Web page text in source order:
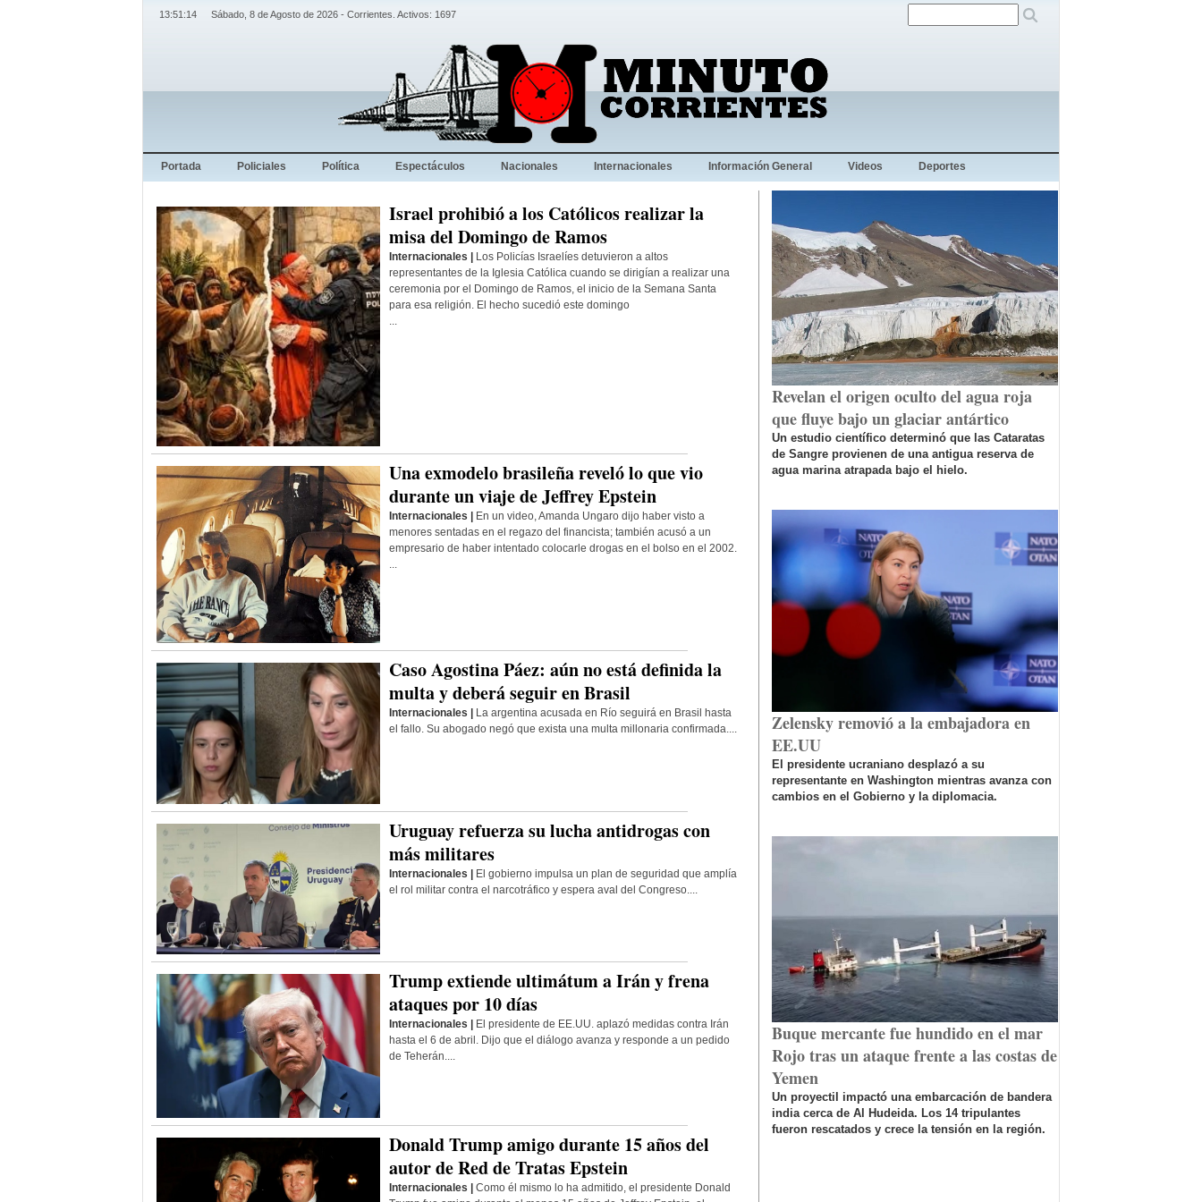
13:51:15 Sábado, 8 de Agosto de 2026 - Corrientes. Activos: 1697
Portada Policiales Política Espectáculos Nacionales Internacionales Información General Videos Deportes
Israel prohibió a los Católicos realizar la
misa del Domingo de Ramos
Internacionales |
Los Policías Israelíes detuvieron a altos
representantes de la Iglesia Católica cuando se dirigían a realizar una
ceremonia por el Domingo de Ramos, el inicio de la Semana Santa
para esa religión. El hecho sucedió este domingo
...
Una exmodelo brasileña reveló lo que vio
durante un viaje de Jeffrey Epstein
Internacionales |
En un video, Amanda Ungaro dijo haber visto a
menores sentadas en el regazo del financista; también acusó a un
empresario de haber intentado colocarle drogas en el bolso en el 2002.
...
Caso Agostina Páez: aún no está definida la
multa y deberá seguir en Brasil
Internacionales |
La argentina acusada en Río seguirá en Brasil hasta
el fallo. Su abogado negó que exista una multa millonaria confirmada....
Uruguay refuerza su lucha antidrogas con
más militares
Internacionales |
El gobierno impulsa un plan de seguridad que amplía
el rol militar contra el narcotráfico y espera aval del Congreso....
Trump extiende ultimátum a Irán y frena
ataques por 10 días
Internacionales |
El presidente de EE.UU. aplazó medidas contra Irán
hasta el 6 de abril. Dijo que el diálogo avanza y responde a un pedido
de Teherán....
Donald Trump amigo durante 15 años del
autor de Red de Tratas Epstein
Internacionales | Como él mismo lo ha admitido, el presidente Donald
Revelan el origen oculto del agua roja
que fluye bajo un glaciar antártico
Un estudio científico determinó que las Cataratas
de Sangre provienen de una antigua reserva de
agua marina atrapada bajo el hielo.
Zelensky removió a la embajadora en
EE.UU
El presidente ucraniano desplazó a su
representante en Washington mientras avanza con
cambios en el Gobierno y la diplomacia.
Buque mercante fue hundido en el mar
Rojo tras un ataque frente a las costas de
Yemen
Un proyectil impactó una embarcación de bandera
india cerca de Al Hudeida. Los 14 tripulantes
fueron rescatados y crece la tensión en la región.